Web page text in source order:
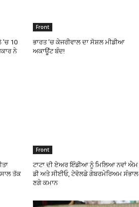
10
ਨੇ
Front
ਭਾਰਤ ’ਚ ਕੇਜਰੀਵਾਲ ਦਾ ਸੋਸ਼ਲ ਮੀਡੀਆ
ਅਕਾਊਂਟ ਬੰਦ!
ਤੱਕ
Front
ਟਾਟਾ ਦੀ ਏਅਰ ਇੰਡੀਆ ਨੂੰ ਮਿਲਿਆ ਨਵਾਂ ਐਮ
ਡੀ ਅਤੇ ਸੀਈਓ, ਟੇਵੋਲਡੇ ਗੇਬਰਮੇਰਿਅਮ ਸੰਭਾਲ
ਣਗੇ ਕਮਾਨ